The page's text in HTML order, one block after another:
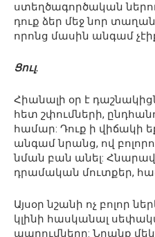
ստեղծագործական
դուք ձեր մեջ նոր
որոնց մասին անգամ
Ցուլ.
Հիանալի օր է
հետ շփումների,
համար: Դուք ի վիճակի
անգամ նրանց, ով
նման բան անել:
դրամական մուտքեր,
Այսօր նշանի ոչ բոլոր
կլինի հասկանալ
ապրումները: Նրանք